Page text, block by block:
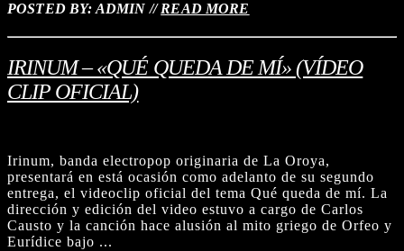
POSTED BY: ADMIN //READ MORE
IRINUM – «QUÉ QUEDA DE MÍ» (VÍDEO
CLIP OFICIAL)
Irinum, banda electropop originaria de La Oroya,
presentará en está ocasión como adelanto de su segundo
entrega, el videoclip oficial del tema Qué queda de mí. La
dirección y edición del video estuvo a cargo de Carlos
Causto y la canción hace alusión al mito griego de Orfeo y
Eurídice bajo ...